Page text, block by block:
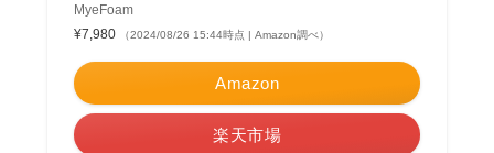
MyeFoam
¥7,980
（2024/08/26 15:44時点 | Amazon調べ）
Amazon
楽天市場